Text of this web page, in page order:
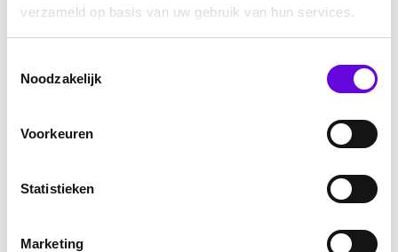
verzameld op basis van uw gebruik van hun services.
Noodzakelijk
Voorkeuren
Statistieken
Marketing